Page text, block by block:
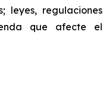
leyes, regulaciones
que afecte el